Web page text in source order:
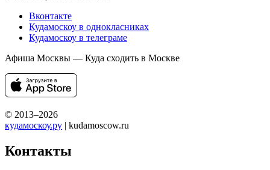
Вконтакте
Кудамоскоу в однокласниках
Кудамоскоу в телеграме
Афиша Москвы — Куда сходить в Москве
© 2013–2026
кудамоскоу.ру | kudamoscow.ru
Контакты